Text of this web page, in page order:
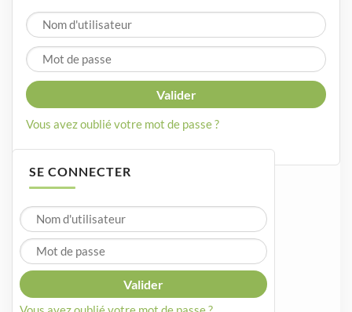
Vous avez oublié votre mot de passe ?
SE CONNECTER